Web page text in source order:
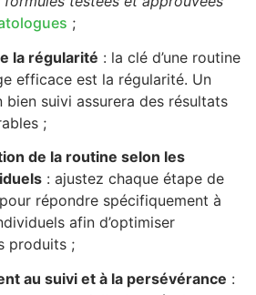
;
la régularité : la clé d’une routine
efficace est la régularité. Un
bien suivi assurera des résultats
;
de la routine selon les
: ajustez chaque étape de
répondre spécifiquement à
afin d’optimiser
produits ;
au suivi et à la persévérance :